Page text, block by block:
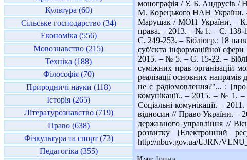
Культура (60)
Сільське господарство (34)
Економіка (556)
Мовознавство (215)
Техніка (188)
Філософія (70)
Природничі науки (118)
Історія (265)
Літературознавство (719)
Право (638)
Фізкультура та спорт (73)
Педагогіка (355)
монографія / У. Б. Андрусів /
М. Корецького НАН України.
Марущак / МОН України. – К. :
права. – 2013. – № 1. – С. 138-
С. 249-253. – Бібліогр.: 18
суб'єкта інформаційної
2015. – № 5. – С. 15-22. –
суміжних прав організацій
реалізації основних
не є радіомовлення?"... :
комунікації.. – 2015. – № 1. –
Соціальні комунікації. –
відносин // Право України. –
державного управління //
розвитку [Електронний
http://nbuv.gov.ua/UJRN/